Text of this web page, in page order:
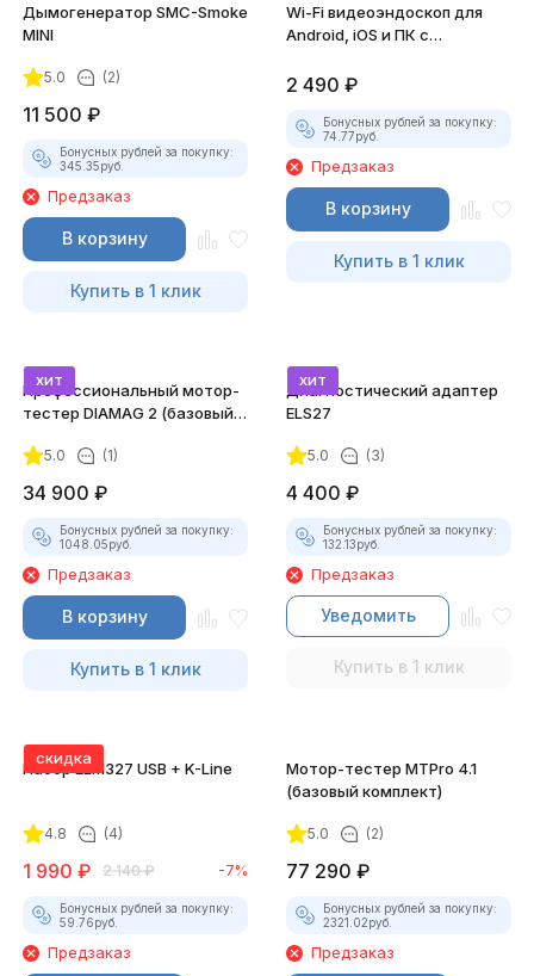
Дымогенератор SMC-Smoke
MINI
5.0 (2)
11 500 ₽
Бонусных рублей за покупку:
345.35руб.
Предзаказ
В корзину
Купить в 1 клик
Wi-Fi видеоэндоскоп для
Android, iOS и ПК с
2 490 ₽
Бонусных рублей за покупку:
74.77руб.
Предзаказ
В корзину
Купить в 1 клик
хит
Профессиональный мотор-
тестер DIAMAG 2 (базовый
5.0 (1)
34 900 ₽
Бонусных рублей за покупку:
1048.05руб.
Предзаказ
В корзину
Купить в 1 клик
хит
Диагностический адаптер
ELS27
5.0 (3)
4 400 ₽
Бонусных рублей за покупку:
132.13руб.
Предзаказ
Уведомить
Купить в 1 клик
скидка
Набор ELM327 USB + K-Line
4.8 (4)
1 990 ₽ 2 140 ₽ -7%
Бонусных рублей за покупку:
59.76руб.
Предзаказ
Мотор-тестер MTPro 4.1
(базовый комплект)
5.0 (2)
77 290 ₽
Бонусных рублей за покупку:
2321.02руб.
Предзаказ